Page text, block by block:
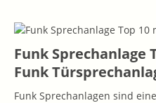
Funk Sprechanlage
Funk
Funk Sprechanlagen sind